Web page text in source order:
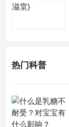
热门科普